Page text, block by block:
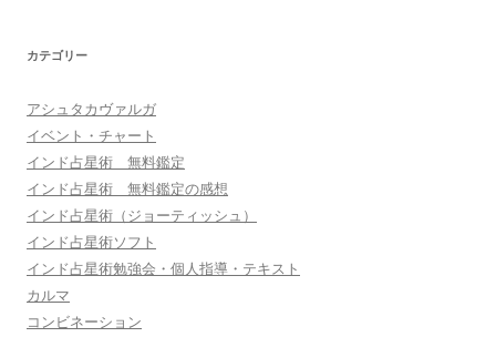
カテゴリー
アシュタカヴァルガ
イベント・チャート
インド占星術 無料鑑定
インド占星術 無料鑑定の感想
インド占星術（ジョーティッシュ）
インド占星術ソフト
インド占星術勉強会・個人指導・テキスト
カルマ
コンビネーション